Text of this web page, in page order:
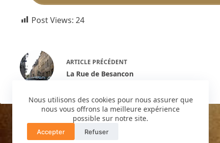
Nous utilisons des cookies pour nous assurer que
nous vous offrons la meilleure expérience
possible sur notre site.
Accepter Refuser
Post Views: 24
ARTICLE PRÉCÉDENT
La Rue de Besancon